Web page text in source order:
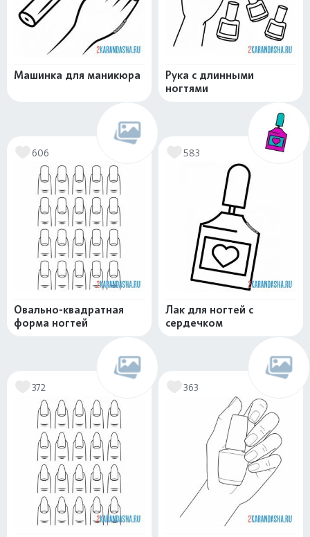
Машинка для маникюра
Рука с длинными
ногтями
606
Овально-квадратная
форма ногтей
583
Лак для ногтей с
сердечком
372 363